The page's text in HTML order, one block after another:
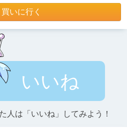
買いに行く
いいね
人は「いいね」してみよう！